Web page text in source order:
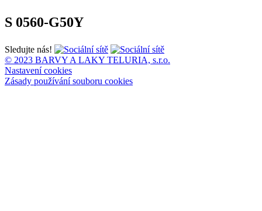
S 0560-G50Y
Sledujte nás!
© 2023 BARVY A LAKY TELURIA, s.r.o.
Nastavení cookies
Zásady používání souboru cookies